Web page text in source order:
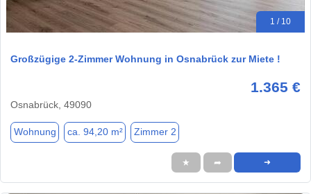
1 / 10
Großzügige 2-Zimmer Wohnung in Osnabrück zur Miete !
1.365 €
Osnabrück, 49090
Wohnung ca. 94,20 m² Zimmer 2
★ ➦ ➜